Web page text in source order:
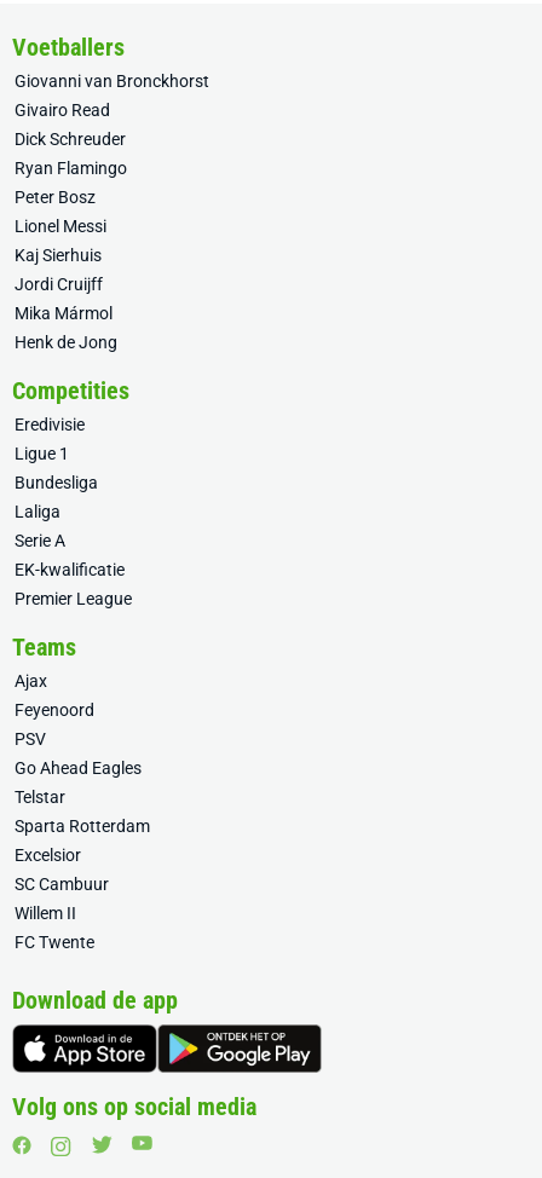
Voetballers
Giovanni van Bronckhorst
Givairo Read
Dick Schreuder
Ryan Flamingo
Peter Bosz
Lionel Messi
Kaj Sierhuis
Jordi Cruijff
Mika Mármol
Henk de Jong
Competities
Eredivisie
Ligue 1
Bundesliga
Laliga
Serie A
EK-kwalificatie
Premier League
Teams
Ajax
Feyenoord
PSV
Go Ahead Eagles
Telstar
Sparta Rotterdam
Excelsior
SC Cambuur
Willem II
FC Twente
Download de app
Volg ons op social media